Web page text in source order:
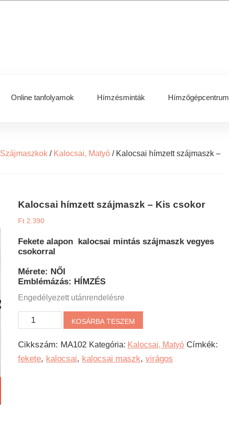
Online tanfolyamok Hímzésminták Hímzőgépcentrum
Szájmaszkok / Kalocsai, Matyó /Kalocsai hímzett szájmaszk –
Kalocsai hímzett szájmaszk – Kis csokor
Ft 2.390
Fekete alapon kalocsai mintás szájmaszk vegyes
csokorral
Mérete: NŐI
Emblémázás: HÍMZÉS
Engedélyezett utánrendelésre
Kalocsai
hímzett
szájmaszk
-
KOSÁRBA TESZEM
Cikkszám: MA102 Kategória: Kalocsai, Matyó Címkék:
fekete, kalocsai, kalocsai maszk,virágos